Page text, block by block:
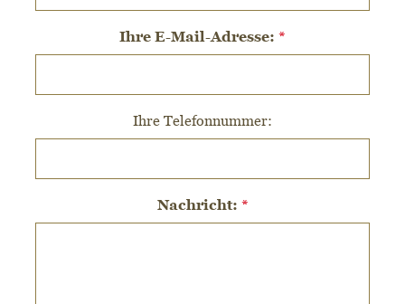
Ihre E-Mail-Adresse: *
Ihre Telefonnummer:
Nachricht: *